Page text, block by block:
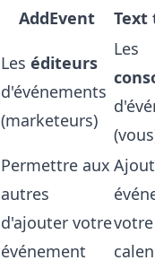
AddEvent
Text
Les éditeurs
d'événements
(marketeurs)
Les
Permettre aux
autres
d'ajouter votre
événement